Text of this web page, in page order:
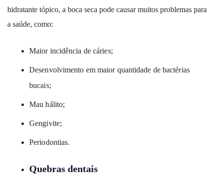
hidratante tópico, a boca seca pode causar muitos problemas para
a saúde, como:
Maior incidência de cáries;
Desenvolvimento em maior quantidade de bactérias
bucais;
Mau hálito;
Gengivite;
Periodontias.
Quebras dentais